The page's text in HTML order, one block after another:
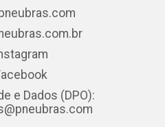
e Dados (DPO):